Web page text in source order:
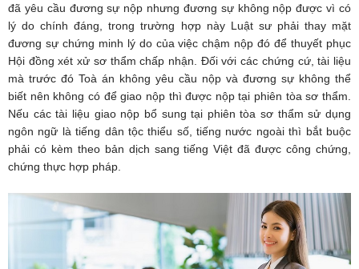
đã yêu cầu đương sự nộp nhưng đương sự không nộp được vì có
lý do chính đáng, trong trường hợp này Luật sư phải thay mặt
đương sự chứng minh lý do của việc chậm nộp đó để thuyết phục
Hội đồng xét xử sơ thẩm chấp nhận. Đối với các chứng cứ, tài liệu
mà trước đó Toà án không yêu cầu nộp và đương sự không thể
biết nên không có để giao nộp thì được nộp tại phiên tòa sơ thẩm.
Nếu các tài liệu giao nộp bổ sung tại phiên tòa sơ thẩm sử dụng
ngôn ngữ là tiếng dân tộc thiểu số, tiếng nước ngoài thì bắt buộc
phải có kèm theo bản dịch sang tiếng Việt đã được công chứng,
chứng thực hợp pháp.